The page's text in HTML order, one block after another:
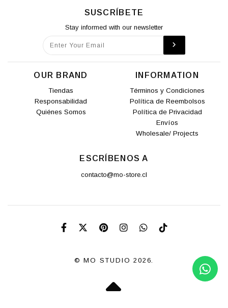
SUSCRÍBETE
Stay informed with our newsletter
OUR BRAND
Tiendas
Responsabilidad
Quiénes Somos
INFORMATION
Términos y Condiciones
Política de Reembolsos
Política de Privacidad
Envíos
Wholesale/ Projects
ESCRÍBENOS A
contacto@mo-store.cl
© MO STUDIO 2026.